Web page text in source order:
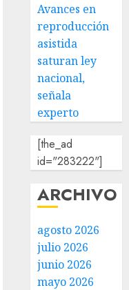
Avances en
reproducción
asistida
saturan ley
nacional,
señala
experto
[the_ad
id="283222"]
ARCHIVO
agosto 2026
julio 2026
junio 2026
mayo 2026